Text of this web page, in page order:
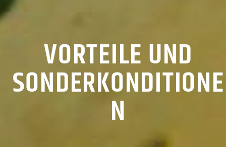
VORTEILE UND
SONDERKONDITIONE
N